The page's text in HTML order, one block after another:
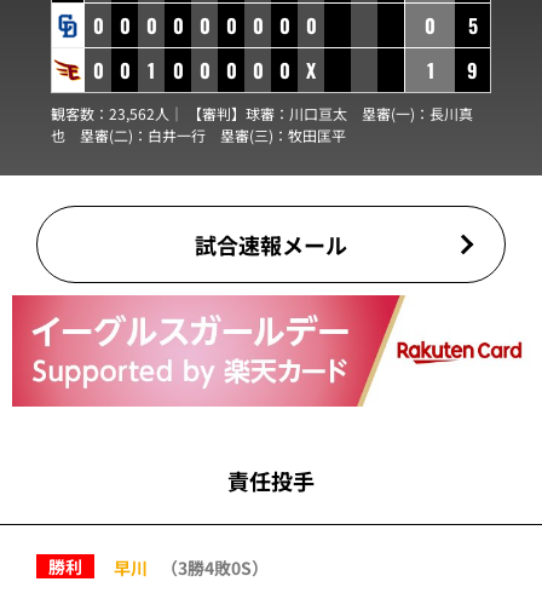
0 0 0 0 0 0 0 0 0
0 0 1 0 0 0 0 0 X
0
5
1
9
観客数：23,562人｜ 【審判】球審： 川口亘太 塁審(一)： 長川真
也 塁審(二)： 白井一行 塁審(三)： 牧田匡平
試合速報メール
責任投手
勝利 早川
（3勝4敗0S）